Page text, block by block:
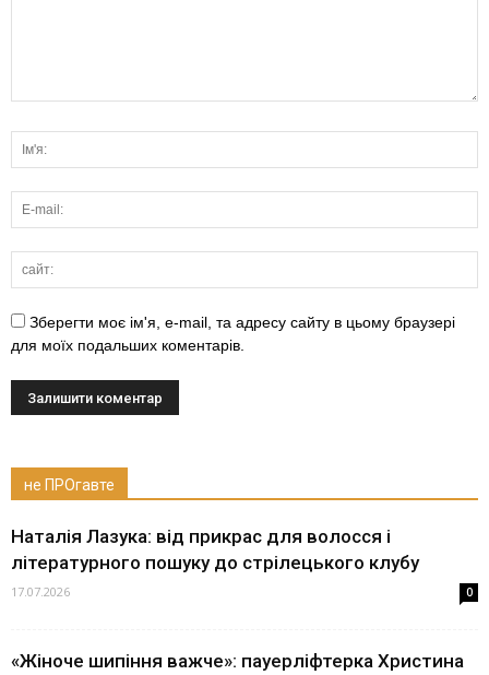
Зберегти моє ім'я, e-mail, та адресу сайту в цьому браузері
для моїх подальших коментарів.
не ПРОгавте
Наталія Лазука: від прикрас для волосся і
літературного пошуку до стрілецького клубу
17.07.2026 0
«Жіноче шипіння важче»: пауерліфтерка Христина